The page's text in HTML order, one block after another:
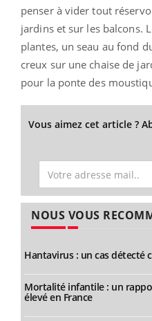
penser à vider tout
jardins et sur les balcons.
plantes, un seau au fond
creux sur une chaise de
pour la ponte des
Vous aimez cet article ?
NOUS VOUS
Hantavirus : un cas détecté
Mortalité infantile : un
élevé en France